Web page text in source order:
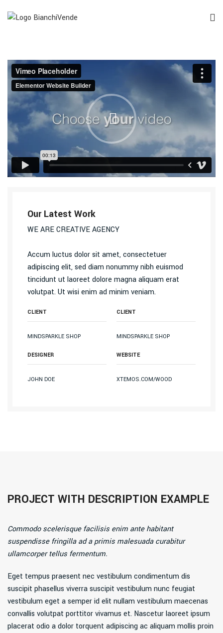
Our Latest Work
WE ARE CREATIVE AGENCY
Accum luctus dolor sit amet, consectetuer
adipiscing elit, sed diam nonummy nibh euismod
tincidunt ut laoreet dolore magna aliquam erat
volutpat. Ut wisi enim ad minim veniam.
CLIENT
MINDSPARKLE SHOP
CLIENT
MINDSPARKLE SHOP
DESIGNER
JOHN DOE
WEBSITE
XTEMOS.COM/WOOD
PROJECT WITH DESCRIPTION EXAMPLE
Commodo scelerisque facilisis enim ante habitant
suspendisse fringilla ad a primis malesuada curabitur
ullamcorper tellus fermentum.
Eget tempus praesent nec vestibulum condimentum dis
suscipit phasellus viverra suscipit vestibulum nunc feugiat
vestibulum eget a semper id elit nullam vestibulum maecenas
convallis volutpat porttitor vivamus et. Nascetur laoreet ipsum
placerat odio a dolor torquent adipiscing ac aliquam mollis proin